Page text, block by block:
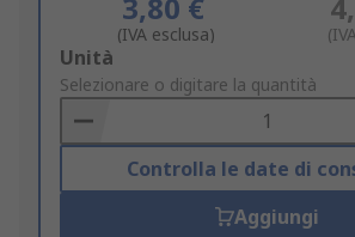
3,80 €
(IVA esclusa)
Add
to
Basket
Unità
Selezionare o digitare la quantità
Controlla le date di
Aggiungi